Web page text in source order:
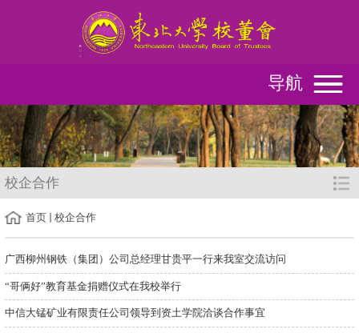
导航
校企合作
首页 校企合作
广西柳州钢铁（集团）公司总经理甘贵平一行来我室交流访问
“哥俩好”教育基金捐赠仪式在我校举行
中信大锰矿业有限责任公司领导到资土学院洽谈合作事宜